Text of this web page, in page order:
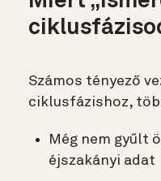
Számos tényező
ciklusfázishoz,
Még nem gyűlt
éjszakányi adat